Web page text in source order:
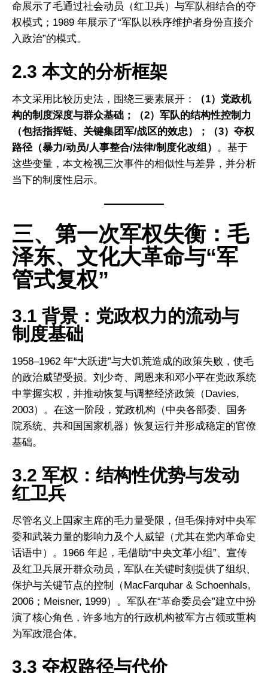
命展示了毛通过社会动员（红卫兵）与军队相结合的夺
权模式；1989 年展示了“军队以秩序维护者身份直接介
入政治”的模式。
2.3 本文的分析框架
本文采用比较历史法，围绕三要素展开：
（1）党政机
构的制度深度与群众基础；（2）军队的结构性控制力
（包括指挥链、关键集团军/战区的效忠）；（3）夺权
路径（暴力/动员/人事整合/法律/制度化改组） 。基于
这些变量，本文检视三次事件的相似性与差异，并分析
当下的制度性启示。
三、第一次军权失衡：毛
泽东、文化大革命与“军
管式复权”
3.1 背景：党政权力的流动与
制度基础
1958–1962 年“大跃进”与大饥荒造成的政策失败，使毛
的政治威望受损。刘少奇、周恩来和邓小平在党政系统
中掌握实权，并推动恢复与调整经济政策（Davies,
2003）。在这一阶段，党政机构（中央各部委、国务
院系统、共和国国家机器）恢复运行并形成稳定的官僚
基础。
3.2 军权：结构性优势与发动
红卫兵
尽管名义上国家主席的毛力量受限，但毛保持对中央军
委和武装力量的影响力及个人威望（尤其在党内革命史
话语中）。1966 年起，毛借助“中央文革小组”、宣传
及红卫兵展开群众动员，军队在关键时刻提供了组织、
保护与关键节点的控制（MacFarquhar & Schoenhals,
2006；Meisner, 1999）。军队在“革命委员会”建立中扮
演了核心角色，许多地方的行政机构被军方占领或重构
为军政混合体。
3.3 夺权路径与代价